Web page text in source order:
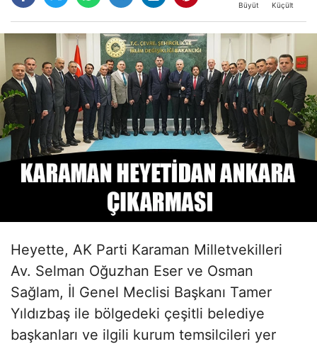
Büyüt Küçült
Heyette, AK Parti Karaman Milletvekilleri
Av. Selman Oğuzhan Eser ve Osman
Sağlam, İl Genel Meclisi Başkanı Tamer
Yıldızbaş ile bölgedeki çeşitli belediye
başkanları ve ilgili kurum temsilcileri yer